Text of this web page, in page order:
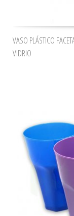
VASO PLÁSTICO
VIDRIO